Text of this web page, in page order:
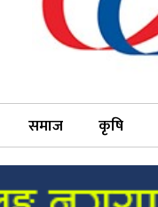
समाज कृषि